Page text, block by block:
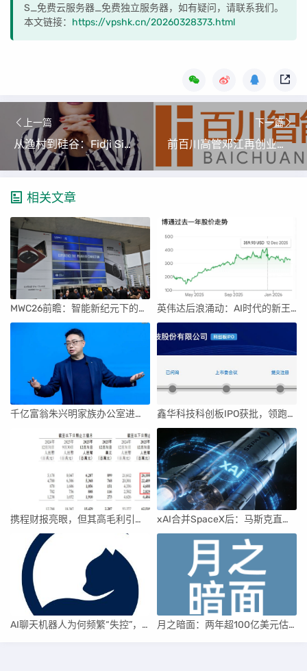
S_免费云服务器_免费独立服务器，如有疑问，请联系我们。
本文链接： https://vpshk.cn/20260328373.html
上一篇
从渔村到硅谷：Fidji Simo如何执掌OpenAI应用业务
下一篇
前百川高管邓江再创业：聚焦多模态AI医疗，MentX实现复杂决策
相关文章
MWC26前瞻：智能新纪元下的科技盛宴 英伟达后浪涌动：AI时代的新王者与隐忧
千亿富翁朱兴明家族办公室进军VC圈 鑫华科技科创板IPO获批，领跑国内半导体材料市场
携程财报亮眼，但其高毛利引发行业争议 xAI合并SpaceX后：马斯克直接介入，团队压力激增
AI聊天机器人为何频繁“失控”，背后原因及解决方案解析 月之暗面：两年超100亿美元估值，K2.5引领AI新纪元